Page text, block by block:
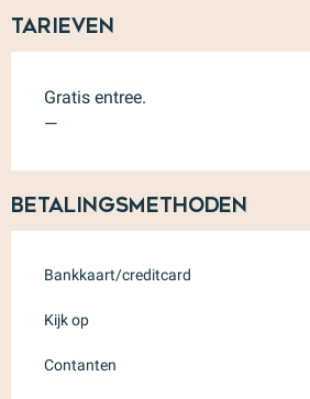
Tarieven
Gratis entree.
—
Betalingsmethoden
Bankkaart/creditcard
Kijk op
Contanten